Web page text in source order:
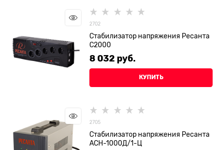
2702
Стабилизатор напряжения Ресанта
С2000
8 032 руб.
КУПИТЬ
2705
Стабилизатор напряжения Ресанта
АСН-1000Д/1-Ц